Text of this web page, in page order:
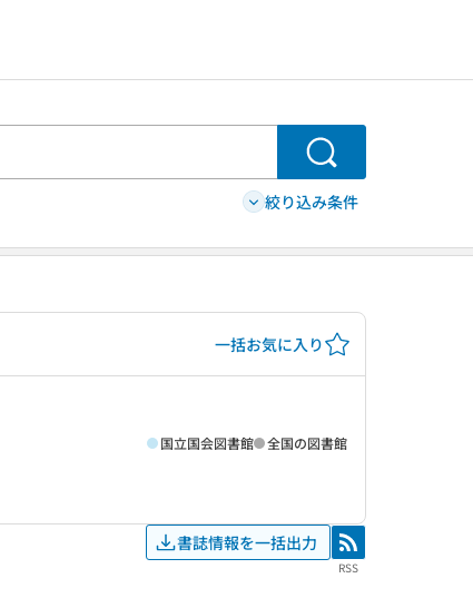
検索
絞り込み条件
一括お気に入り
国立国会図書館 全国の図書館
書誌情報を一括出力 RSS
RSS